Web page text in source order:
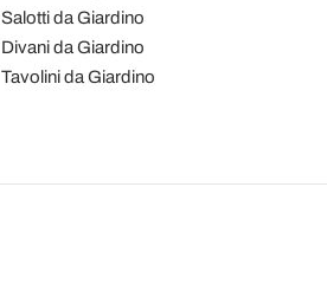
Salotti da Giardino
Divani da Giardino
Tavolini da Giardino